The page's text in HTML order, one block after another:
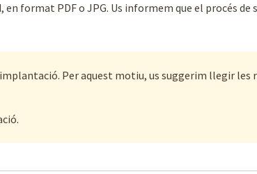
format PDF o JPG. Us informem que el procés de
Per aquest motiu, us suggerim llegir les